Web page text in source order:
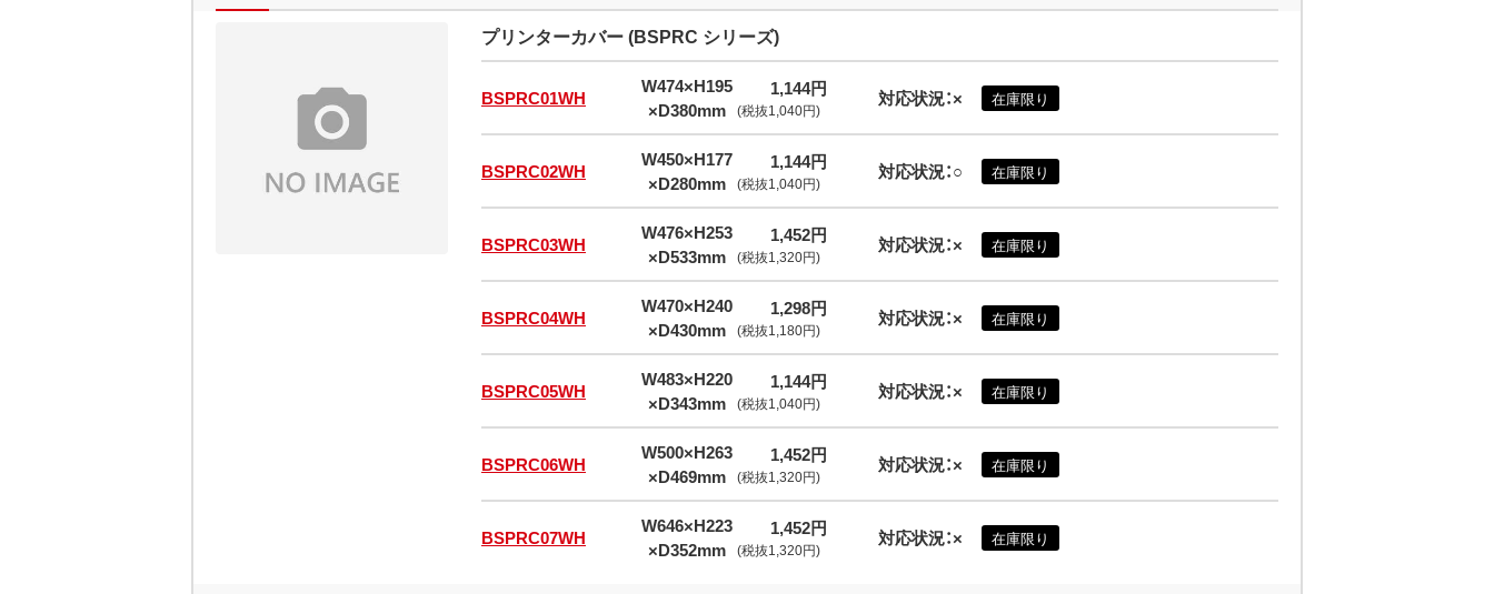
プリンターカバー (BSPRC シリーズ)
BSPRC01WH
W474×H195
×D380mm
1,144円
(税抜1,040円) 対応状況：× 在庫限り
BSPRC02WH
W450×H177
×D280mm
1,144円
(税抜1,040円) 対応状況：○ 在庫限り
BSPRC03WH
W476×H253
×D533mm
1,452円
(税抜1,320円) 対応状況：× 在庫限り
BSPRC04WH
W470×H240
×D430mm
1,298円
(税抜1,180円) 対応状況：× 在庫限り
BSPRC05WH
W483×H220
×D343mm
1,144円
(税抜1,040円) 対応状況：× 在庫限り
BSPRC06WH
W500×H263
×D469mm
1,452円
(税抜1,320円) 対応状況：× 在庫限り
BSPRC07WH
W646×H223
×D352mm
1,452円
(税抜1,320円) 対応状況：× 在庫限り